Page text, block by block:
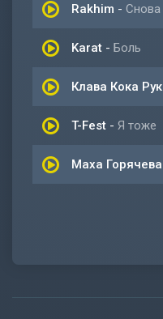
Rakhim -
Karat - Боль
Клава Кока
T-Fest - Я тоже
Маха Горячева